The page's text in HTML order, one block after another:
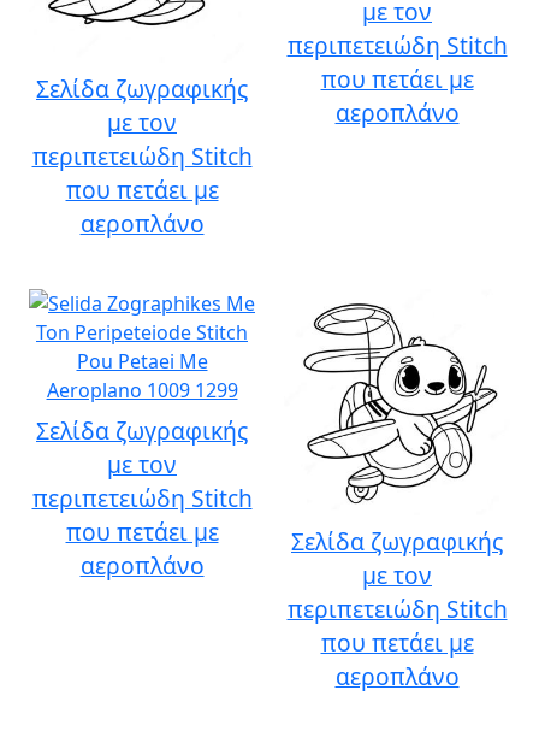
Σελίδα ζωγραφικής
με τον
περιπετειώδη Stitch
που πετάει με
αεροπλάνο
με τον
περιπετειώδη Stitch
που πετάει με
αεροπλάνο
Σελίδα ζωγραφικής
με τον
περιπετειώδη Stitch
που πετάει με
αεροπλάνο
Σελίδα ζωγραφικής
με τον
περιπετειώδη Stitch
που πετάει με
αεροπλάνο